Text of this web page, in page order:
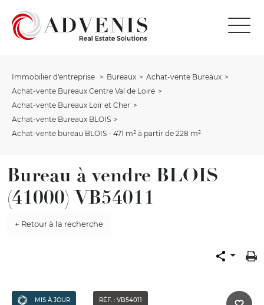
Immobilier d'entreprise Bureaux
Achat-vente Bureaux
Achat-vente Bureaux Centre Val de Loire
Achat-vente Bureaux Loir et Cher
Achat-vente Bureaux BLOIS
Achat-vente bureau BLOIS - 471 m² à partir de 228 m²
Bureau à vendre BLOIS
(41000) VB54011
← Retour à la recherche
MIS À JOUR RÉF. : VB54011